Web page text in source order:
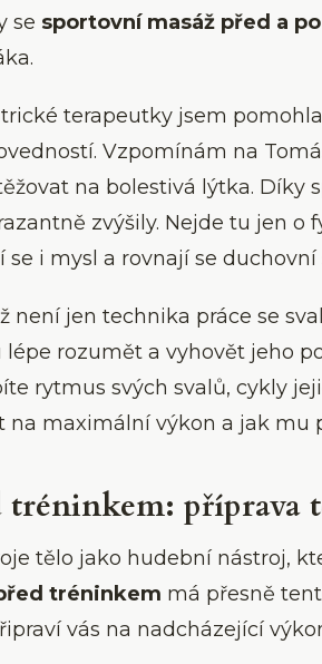
se sportovní masáž před a
terapeutky jsem
Vzpomínám na
na bolestivá lýtka. Díky
zvýšily. Nejde tu jen o
se i mysl a rovnají se duchovní
není jen technika práce se
rozumět a vyhovět jeho
rytmus svých svalů, cykly
na maximální výkon a jak mu
tréninkem: příprava
tělo jako hudební nástroj,
tréninkem má přesně
vás na nadcházející